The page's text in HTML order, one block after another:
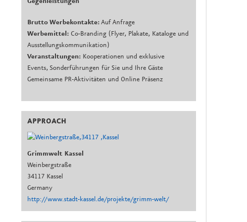
Brutto Werbekontakte:Auf Anfrage
Werbemittel: Co-Branding (Flyer, Plakate, Kataloge und
Ausstellungskommunikation)
Veranstaltungen: Kooperationen und exklusive
Events, Sonderführungen für Sie und Ihre Gäste
Gemeinsame PR-Aktivitäten und Online Präsenz
APPROACH
Grimmwelt Kassel
Weinbergstraße
34117 Kassel
Germany
http://www.stadt-kassel.de/projekte/grimm-welt/